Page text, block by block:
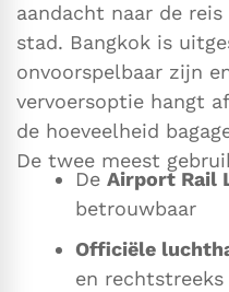
aandacht naar de
stad. Bangkok is
onvoorspelbaar zijn
vervoersoptie hangt
de hoeveelheid
De twee meest
De Airport Rail
betrouwbaar
Officiële
en